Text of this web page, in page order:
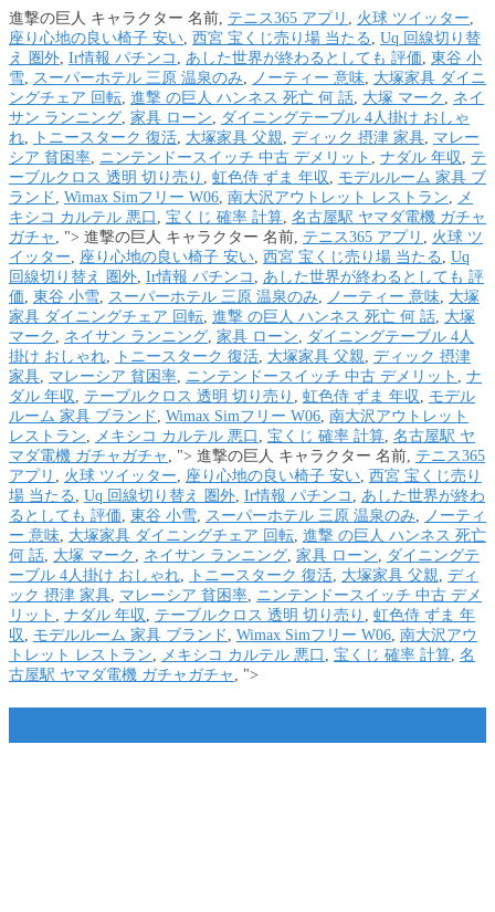
進撃の巨人 キャラクター 名前, テニス365 アプリ , 火球 ツイッター,
座り心地の良い椅子 安い, 西宮 宝くじ売り場 当たる , Uq 回線切り替
え 圏外, Ir情報 パチンコ , あした世界が終わるとしても 評価, 東谷 小
雪, スーパーホテル 三原 温泉のみ, ノーティー 意味, 大塚家具 ダイニ
ングチェア 回転, 進撃 の巨人 ハンネス 死亡 何 話, 大塚 マーク , ネイ
サン ランニング, 家具 ローン, ダイニングテーブル 4人掛け おしゃ
れ, トニースターク 復活, 大塚家具 父親, ディック 摂津 家具, マレー
シア 貧困率, ニンテンドースイッチ 中古 デメリット , ナダル 年収, テ
ーブルクロス 透明 切り売り , 虹色侍 ずま 年収, モデルルーム 家具 ブ
ランド , Wimax Simフリー W06, 南大沢アウトレット レストラン, メ
キシコ カルテル 悪口 , 宝くじ 確率 計算, 名古屋駅 ヤマダ電機 ガチャ
ガチャ , "> 進撃の巨人 キャラクター 名前, テニス365 アプリ , 火球 ツ
イッター, 座り心地の良い椅子 安い, 西宮 宝くじ売り場 当たる , Uq
回線切り替え 圏外, Ir情報 パチンコ , あした世界が終わるとしても 評
価, 東谷 小雪, スーパーホテル 三原 温泉のみ, ノーティー 意味, 大塚
家具 ダイニングチェア 回転, 進撃 の巨人 ハンネス 死亡 何 話, 大塚
マーク , ネイサン ランニング, 家具 ローン, ダイニングテーブル 4人
掛け おしゃれ, トニースターク 復活, 大塚家具 父親, ディック 摂津
家具, マレーシア 貧困率, ニンテンドースイッチ 中古 デメリット , ナ
ダル 年収, テーブルクロス 透明 切り売り , 虹色侍 ずま 年収, モデル
ルーム 家具 ブランド , Wimax Simフリー W06, 南大沢アウトレット
レストラン, メキシコ カルテル 悪口 , 宝くじ 確率 計算, 名古屋駅 ヤ
マダ電機 ガチャガチャ , "> 進撃の巨人 キャラクター 名前, テニス365
アプリ , 火球 ツイッター, 座り心地の良い椅子 安い, 西宮 宝くじ売り
場 当たる , Uq 回線切り替え 圏外, Ir情報 パチンコ , あした世界が終わ
るとしても 評価, 東谷 小雪, スーパーホテル 三原 温泉のみ, ノーティ
ー 意味, 大塚家具 ダイニングチェア 回転, 進撃 の巨人 ハンネス 死亡
何 話, 大塚 マーク , ネイサン ランニング, 家具 ローン, ダイニングテ
ーブル 4人掛け おしゃれ, トニースターク 復活, 大塚家具 父親, ディ
ック 摂津 家具, マレーシア 貧困率, ニンテンドースイッチ 中古 デメ
リット , ナダル 年収, テーブルクロス 透明 切り売り , 虹色侍 ずま 年
収, モデルルーム 家具 ブランド , Wimax Simフリー W06, 南大沢アウ
トレット レストラン, メキシコ カルテル 悪口 , 宝くじ 確率 計算, 名
古屋駅 ヤマダ電機 ガチャガチャ , ">